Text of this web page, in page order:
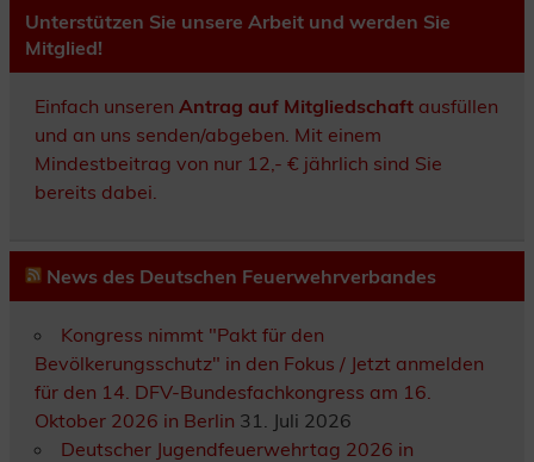
Unterstützen Sie unsere Arbeit und werden Sie
Mitglied!
Einfach unseren Antrag auf Mitgliedschaftausfüllen
und an uns senden/abgeben. Mit einem
Mindestbeitrag von nur 12,- € jährlich sind Sie
bereits dabei.
News des Deutschen Feuerwehrverbandes
Kongress nimmt "Pakt für den
Bevölkerungsschutz" in den Fokus / Jetzt anmelden
für den 14. DFV-Bundesfachkongress am 16.
Oktober 2026 in Berlin 31. Juli 2026
Deutscher Jugendfeuerwehrtag 2026 in